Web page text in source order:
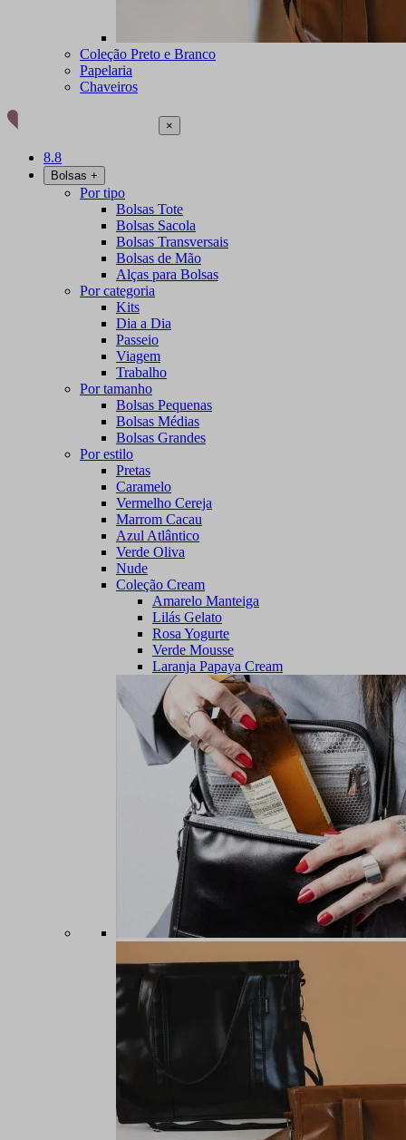
Coleção Preto e Branco
Papelaria
Chaveiros
×
8.8
Bolsas +
Por tipo
Bolsas Tote
Bolsas Sacola
Bolsas Transversais
Bolsas de Mão
Alças para Bolsas
Por categoria
Kits
Dia a Dia
Passeio
Viagem
Trabalho
Por tamanho
Bolsas Pequenas
Bolsas Médias
Bolsas Grandes
Por estilo
Pretas
Caramelo
Vermelho Cereja
Marrom Cacau
Azul Atlântico
Verde Oliva
Nude
Coleção Cream
Amarelo Manteiga
Lilás Gelato
Rosa Yogurte
Verde Mousse
Laranja Papaya Cream